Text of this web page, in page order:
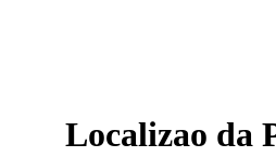
Localizao da